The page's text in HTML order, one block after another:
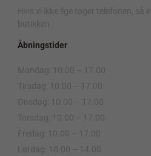
Hvis vi ikke lige tager telefonen, så
butikken.
Åbningstider
Mandag: 10.00 – 17.00
Tirsdag: 10.00 – 17.00
Onsdag: 10.00 – 17.00
Torsdag: 10.00 – 17.00
Fredag: 10.00 – 17.00
Lørdag: 10.00 – 14.00